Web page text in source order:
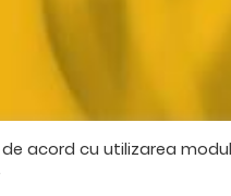
acord cu utilizarea